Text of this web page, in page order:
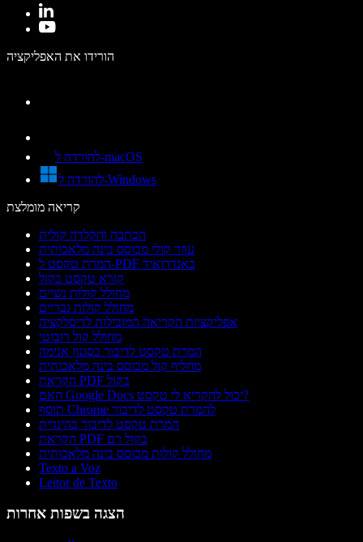
הורידו את האפליקציה
להורדה ל-macOS
להורדה ל-Windows
קריאה מומלצת
הכתבה והקלדה קולית
עוזר קולי מבוסס בינה מלאכותית
המרת טקסט ל-PDF באנדרואיד
קורא טקסט בקול
מחולל קולות נשיים
מחולל קולות גבריים
אפליקציות הקריאה המובילות לדיסלקציה
מחולל קול רובוטי
המרת טקסט לדיבור בסגנון אנימה
מחליף קול מבוסס בינה מלאכותית
הקראת PDF בקול
האם Google Docs יכול להקריא לי טקסט?
תוסף Chrome להמרת טקסט לדיבור
המרת טקסט לדיבור בהינדית
הקראת PDF בקול רם
מחולל קולות מבוסס בינה מלאכותית
Texto a Voz
Leitor de Texto
הצגה בשפות אחרות